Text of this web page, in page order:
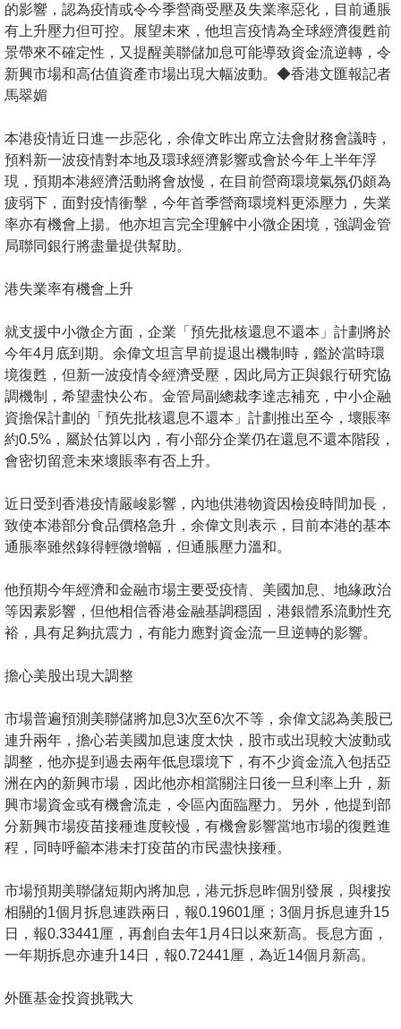
地
產
新
聞
數
據
公
佈
置
手
關
於
我
們
的影響，認為疫情或令今季營商受壓及失業率惡化，目前通脹
有上升壓力但可控。展望未來，他坦言疫情為全球經濟復甦前
景帶來不確定性，又提醒美聯儲加息可能導致資金流逆轉，令
新興市場和高估值資產市場出現大幅波動。◆香港文匯報記者
馬翠媚
本港疫情近日進一步惡化，余偉文昨出席立法會財務會議時，
預料新一波疫情對本地及環球經濟影響或會於今年上半年浮
現，預期本港經濟活動將會放慢，在目前營商環境氣氛仍頗為
疲弱下，面對疫情衝擊，今年首季營商環境料更添壓力，失業
率亦有機會上揚。他亦坦言完全理解中小微企困境，強調金管
局聯同銀行將盡量提供幫助。
港失業率有機會上升
就支援中小微企方面，企業「預先批核還息不還本」計劃將於
今年4月底到期。余偉文坦言早前提退出機制時，鑑於當時環
境復甦，但新一波疫情令經濟受壓，因此局方正與銀行研究協
調機制，希望盡快公布。金管局副總裁李達志補充，中小企融
資擔保計劃的「預先批核還息不還本」計劃推出至今，壞賬率
約0.5%，屬於估算以內，有小部分企業仍在還息不還本階段，
會密切留意未來壞賬率有否上升。
近日受到香港疫情嚴峻影響，內地供港物資因檢疫時間加長，
致使本港部分食品價格急升，余偉文則表示，目前本港的基本
通脹率雖然錄得輕微增幅，但通脹壓力溫和。
他預期今年經濟和金融市場主要受疫情、美國加息、地緣政治
等因素影響，但他相信香港金融基調穩固，港銀體系流動性充
裕，具有足夠抗震力，有能力應對資金流一旦逆轉的影響。
擔心美股出現大調整
市場普遍預測美聯儲將加息3次至6次不等，余偉文認為美股已
連升兩年，擔心若美國加息速度太快，股市或出現較大波動或
調整，他亦提到過去兩年低息環境下，有不少資金流入包括亞
洲在內的新興市場，因此他亦相當關注日後一旦利率上升，新
興市場資金或有機會流走，令區內面臨壓力。另外，他提到部
分新興市場疫苗接種進度較慢，有機會影響當地市場的復甦進
程，同時呼籲本港未打疫苗的市民盡快接種。
市場預期美聯儲短期內將加息，港元拆息昨個別發展，與樓按
相關的1個月拆息連跌兩日，報0.19601厘；3個月拆息連升15
日，報0.33441厘，再創自去年1月4日以來新高。長息方面，
一年期拆息亦連升14日，報0.72441厘，為近14個月新高。
外匯基金投資挑戰大